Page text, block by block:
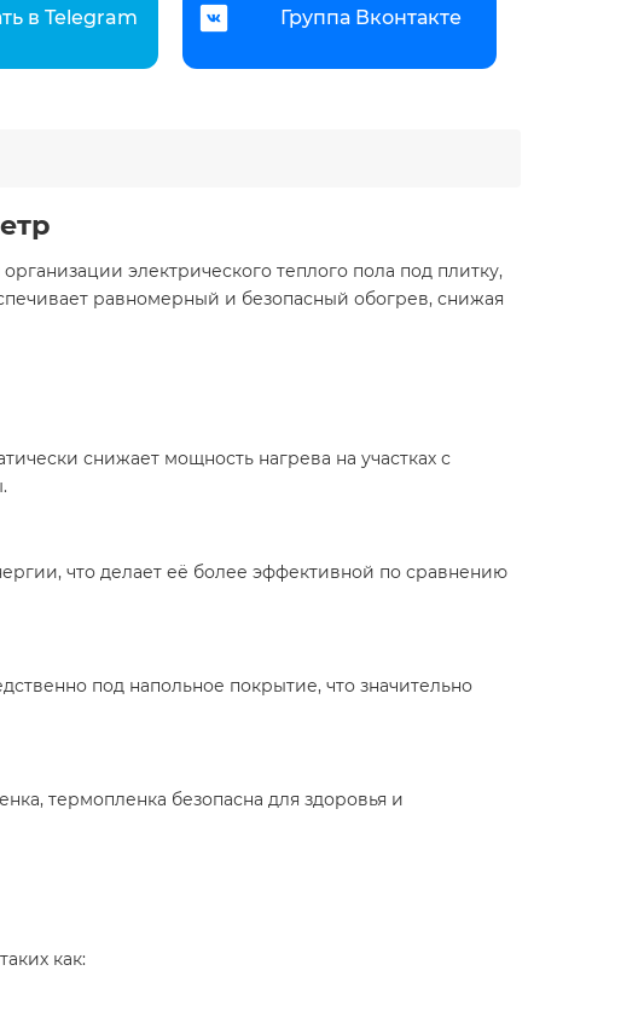
в Telegram Группа Вконтакте
электрического теплого пола под плитку,
равномерный и безопасный обогрев, снижая
снижает мощность нагрева на участках с
что делает её более эффективной по сравнению
под напольное покрытие, что значительно
термопленка безопасна для здоровья и
как:​